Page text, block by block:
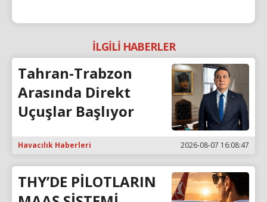
İLGİLİ HABERLER
Tahran-Trabzon
Arasında Direkt
Uçuşlar Başlıyor
Havacılık Haberleri 2026-08-07 16:08:47
THY’DE PİLOTLARIN